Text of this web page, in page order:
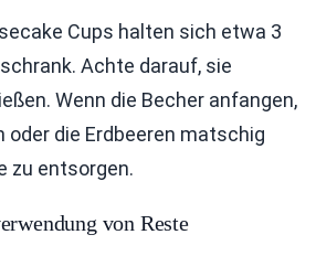
Cups halten sich etwa 3
Achte darauf, sie
Wenn die Becher anfangen,
oder die Erdbeeren matschig
zu entsorgen.
von Reste